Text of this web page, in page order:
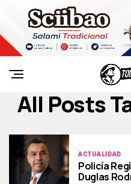
All Posts
ACTUALIDAD
Policía
Duglas